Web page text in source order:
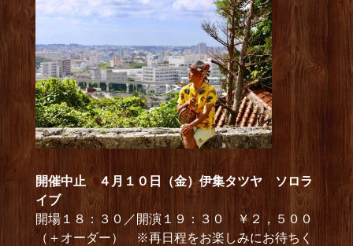
開催中止 ４月１０日（金）伊集タツヤ ソロラ
イブ
開場１８：３０／開演１９：３０ ￥２，５００
（＋オーダー） ※再日程をお楽しみにお待ちく